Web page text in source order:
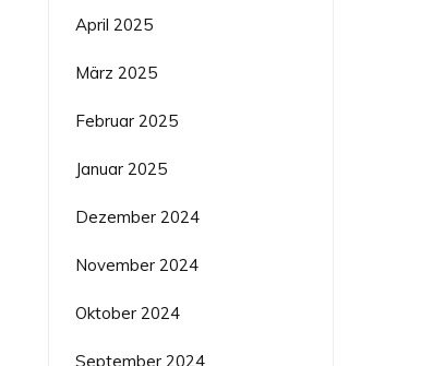
April 2025
März 2025
Februar 2025
Januar 2025
Dezember 2024
November 2024
Oktober 2024
September 2024